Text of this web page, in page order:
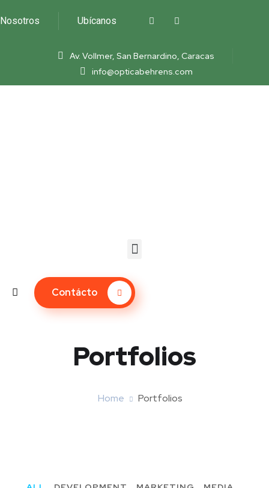
Nosotros Ubícanos
Av. Vollmer, San Bernardino, Caracas
info@opticabehrens.com
Contácto
Portfolios
Home Portfolios